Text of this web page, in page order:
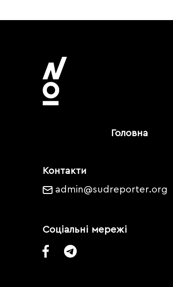
Головна
Контакти
admin@sudreporter.org
Соціальні мережі